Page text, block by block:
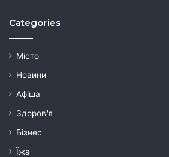
Categories
Місто
Новини
Афіша
Здоров'я
Бізнес
Їжа